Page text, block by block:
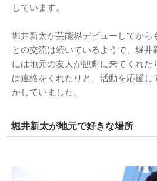
しています。
堀井新太が芸能界デビューしてから
との交流は続いているようで、堀井
には地元の友人が観劇に来てくれた
は連絡をくれたりと、活動を応援し
かしていました。
堀井新太が地元で好きな場所